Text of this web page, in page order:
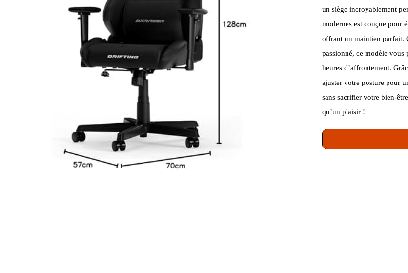
un siège incroyablement
modernes est conçue pour
offrant un maintien parfait.
passionné, ce modèle vous
heures d’affrontement.
ajuster votre posture pour
sans sacrifier votre bien-
qu’un plaisir !